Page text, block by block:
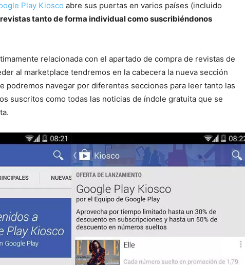
Play Kiosco abre sus puertas en varios países (incluido
tanto de forma individual como suscribiéndonos
relacionada con el apartado de compra de revistas de
al marketplace tendremos en la cabecera la nueva sección
podremos navegar por diferentes secciones para leer tanto las
suscritos como todas las noticias de índole gratuita que se